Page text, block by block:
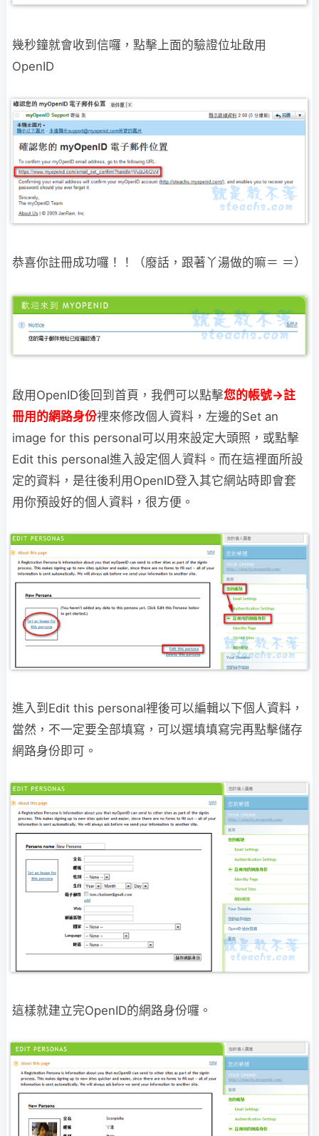
幾秒鐘就會收到信囉，點擊上面的驗證位址啟用
OpenID
恭喜你註冊成功囉！！（廢話，跟著丫湯做的嘛＝ ＝）
啟用OpenID後回到首頁，我們可以點擊您的帳號→註
冊用的網路身份裡來修改個人資料，左邊的Set an
image for this personal可以用來設定大頭照，或點擊
Edit this personal進入設定個人資料。而在這裡面所設
定的資料，是往後利用OpenID登入其它網站時即會套
用你預設好的個人資料，很方便。
進入到Edit this personal裡後可以編輯以下個人資料，
當然，不一定要全部填寫，可以選填填寫完再點擊儲存
網路身份即可。
這樣就建立完OpenID的網路身份囉。